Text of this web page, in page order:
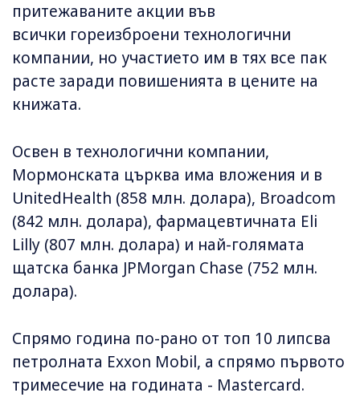
притежаваните акции във
всички гореизброени технологични
компании, но участието им в тях все пак
расте заради повишенията в цените на
книжата.
Освен в технологични компании,
Мормонската църква има вложения и в
UnitedHealth (858 млн. долара), Broadcom
(842 млн. долара), фармацевтичната Eli
Lilly (807 млн. долара) и най-голямата
щатска банка JPMorgan Chase (752 млн.
долара).
Спрямо година по-рано от топ 10 липсва
петролната Exxon Mobil, а спрямо първото
тримесечие на годината - Mastercard.